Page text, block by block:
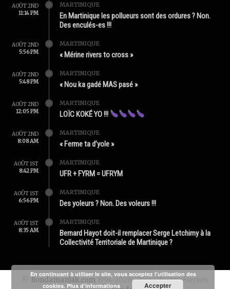
AOÛT 2ND
11:14 PM
MARTINIQUE
En Martinique les pollueurs sont des ordures ? Non.
Des enculés-es !!!
AOÛT 2ND
5:56 PM
MARTINIQUE
« Mérine rivers to cross »
AOÛT 2ND
5:48 PM
MARTINIQUE
« Nou ka gadé MAS pasé »
AOÛT 2ND
12:05 PM
MARTINIQUE
LOÏC KOKÉ YO !!!
AOÛT 2ND
8:08 AM
MARTINIQUE
« Ferme ta d’yole »
AOÛT 1ST
8:42 PM
MARTINIQUE
UFR + FYRM = UFRYM
AOÛT 1ST
6:56 PM
MARTINIQUE
Des yoleurs ? Non. Des voleurs !!!
AOÛT 1ST
8:35 AM
MARTINIQUE
Bernard Hayot doit-il remplacer Serge Letchimy à la
Collectivité Territoriale de Martinique ?
Bondamanjak.com 1994-2020 - Tous droits réservés
En continuant à utiliser le site, vous acceptez l’utilisation des
cookies. Plus d’informations Accepter